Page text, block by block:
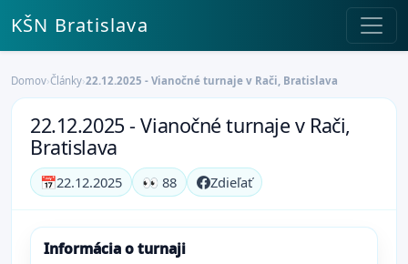
KŠN Bratislava
Domov›Články›22.12.2025 - Vianočné turnaje v Rači, Bratislava
22.12.2025 - Vianočné turnaje v Rači,
Bratislava
📅22.12.2025 👀 88 Zdieľať
Informácia o turnaji